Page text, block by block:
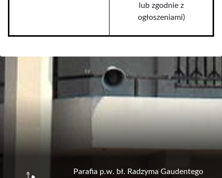
lub zgodnie z
ogłoszeniami)
Parafia p.w. bł. Radzyma Gaudentego